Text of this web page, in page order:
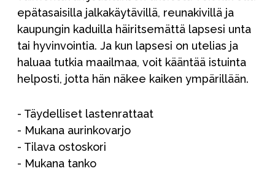
epätasaisilla jalkakäytävillä, reunakivillä ja
kaupungin kaduilla häiritsemättä lapsesi unta
tai hyvinvointia. Ja kun lapsesi on utelias ja
haluaa tutkia maailmaa, voit kääntää istuinta
helposti, jotta hän näkee kaiken ympärillään.
- Täydelliset lastenrattaat
- Mukana aurinkovarjo
- Tilava ostoskori
- Mukana tanko